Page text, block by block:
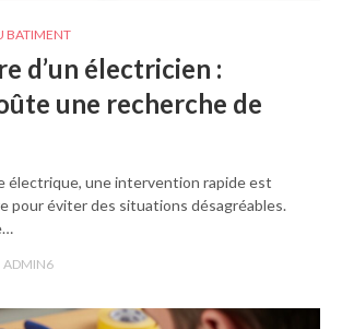
BATIMENT
d’un électricien :
une recherche de
électrique, une intervention rapide est
pour éviter des situations désagréables.
ADMIN6